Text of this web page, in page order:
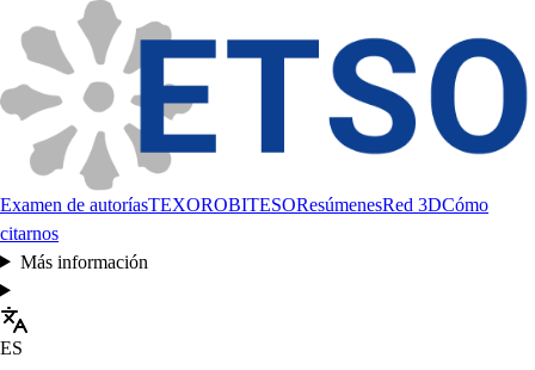
Examen de autoríasTEXOROBITESOResúmenesRed 3DCómo
citarnos
Más información
ES